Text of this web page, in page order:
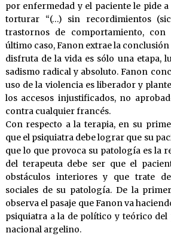
por enfermedad y el paciente le pide
torturar “(…) sin recordimientos
trastornos de comportamiento, con
último caso, Fanon extrae la
disfruta de la vida es sólo una etapa,
sadismo radical y absoluto. Fanon
uso de la violencia es liberador y
los accesos injustificados, no
contra cualquier francés.
Con respecto a la terapia, en su
que el psiquiatra debe lograr que su
que lo que provoca su patología es la
del terapeuta debe ser que el
obstáculos interiores y que trate
sociales de su patología. De la
observa el pasaje que Fanon va
psiquiatra a la de político y teórico
nacional argelino.